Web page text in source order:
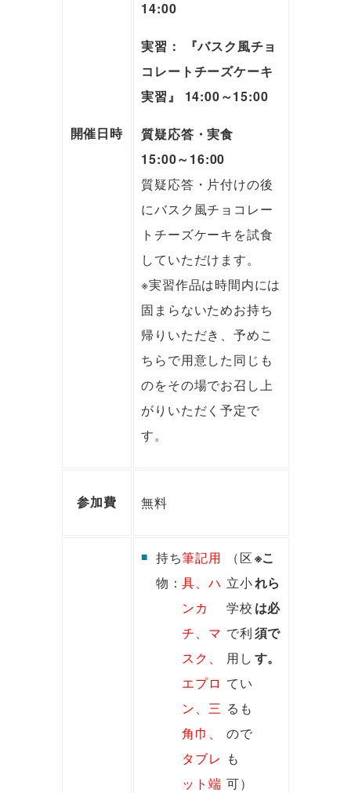
開催日時
14:00
実習： 『バスク風チョ
コレートチーズケーキ
実習』 14:00～15:00
質疑応答・実食
15:00～16:00
質疑応答・片付けの後
にバスク風チョコレー
トチーズケーキを試食
していただけます。
※実習作品は時間内には
固まらないためお持ち
帰りいただき、予めこ
ちらで用意した同じも
のをその場でお召し上
がりいただく予定で
す。
参加費 無料
持ち
物：
筆記用
具、ハ
ンカ
チ、マ
スク、
エプロ
ン、三
角巾、
タブレ
ット端
（区
立小
学校
で利
用し
てい
るも
ので
も
可）
※こ
れら
は必
須で
す。